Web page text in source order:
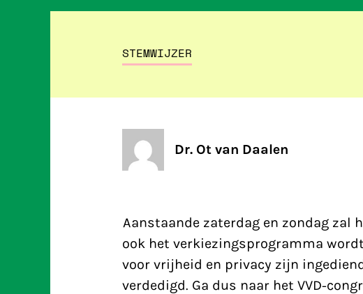
STEMWIJZER
Dr. Ot van Daalen
Aanstaande zaterdag en zondag zal
ook het verkiezingsprogramma
voor vrijheid en privacy zijn
verdedigd. Ga dus naar het VVD-